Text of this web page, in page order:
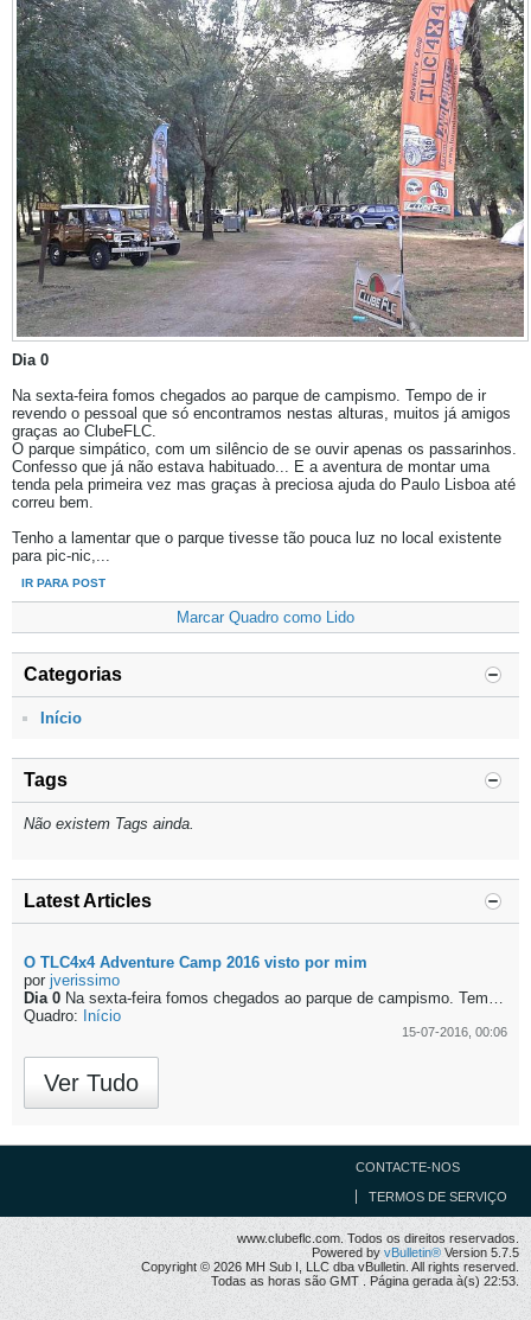
Dia 0
Na sexta-feira fomos chegados ao parque de campismo. Tempo de ir
revendo o pessoal que só encontramos nestas alturas, muitos já amigos
graças ao ClubeFLC.
O parque simpático, com um silêncio de se ouvir apenas os passarinhos.
Confesso que já não estava habituado... E a aventura de montar uma
tenda pela primeira vez mas graças à preciosa ajuda do Paulo Lisboa até
correu bem.
Tenho a lamentar que o parque tivesse tão pouca luz no local existente
para pic-nic,...
IR PARA POST
Marcar Quadro como Lido
Categorias
Início
Tags
Não existem Tags ainda.
Latest Articles
O TLC4x4 Adventure Camp 2016 visto por mim
por jverissimo
Dia 0 Na sexta-feira fomos chegados ao parque de campismo. Tempo de ir revendo o pessoal que só encontramos nestas alturas, muitos já amigos graças ao ClubeFLC.
Quadro: Início
15-07-2016, 00:06
Ver Tudo
CONTACTE-NOS
TERMOS DE SERVIÇO
www.clubeflc.com. Todos os direitos reservados.
Powered byvBulletin® Version 5.7.5
Copyright © 2026 MH Sub I, LLC dba vBulletin. All rights reserved.
Todas as horas são GMT . Página gerada à(s) 22:53.